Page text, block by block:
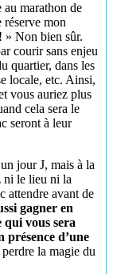
au marathon de
mon
» Non bien sûr.
courir sans enjeu
quartier, dans les
locale, etc. Ainsi,
vous auriez plus
cela sera le
seront à leur
jour J, mais à la
ni le lieu ni la
attendre avant de
gagner en
qui vous sera
présence d’une
la magie du